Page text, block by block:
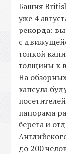
Башня
уже 4
рекорда:
с
тонкой
толщины к
На
капсула
панорама
берега и
до 200